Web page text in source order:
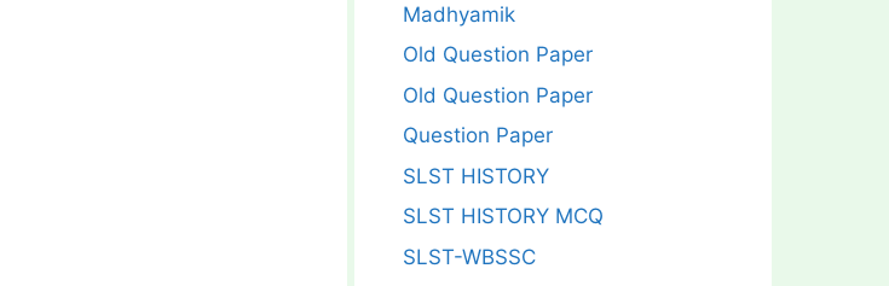
Madhyamik
Old Question Paper
Old Question Paper
Question Paper
SLST HISTORY
SLST HISTORY MCQ
SLST-WBSSC